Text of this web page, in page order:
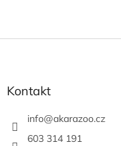
Kontakt
info@akarazoo.cz
603 314 191